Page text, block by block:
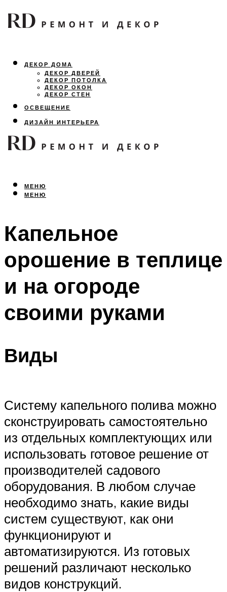
ДЕКОР ДОМА
ДЕКОР ДВЕРЕЙ
ДЕКОР ПОТОЛКА
ДЕКОР ОКОН
ДЕКОР СТЕН
ОСВЕЩЕНИЕ
ДИЗАЙН ИНТЕРЬЕРА
ЛАНДШАФТНЫЙ ДИЗАЙН
ВСЕ ПРО РЕМОНТ
МЕНЮ
МЕНЮ
Капельное
орошение в теплице
и на огороде
своими руками
Виды
Систему капельного полива можно
сконструировать самостоятельно
из отдельных комплектующих или
использовать готовое решение от
производителей садового
оборудования. В любом случае
необходимо знать, какие виды
систем существуют, как они
функционируют и
автоматизируются. Из готовых
решений различают несколько
видов конструкций.